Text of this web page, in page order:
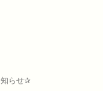
知らせ✰